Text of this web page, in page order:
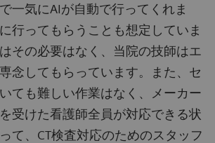
一気にAIが自動で行ってくれま
行ってもらうことも想定していま
その必要はなく、当院の技師はエ
念してもらっています。また、セ
ても難しい作業はなく、メーカー
受けた看護師全員が対応できる状
て、CT検査対応のためのスタッフ